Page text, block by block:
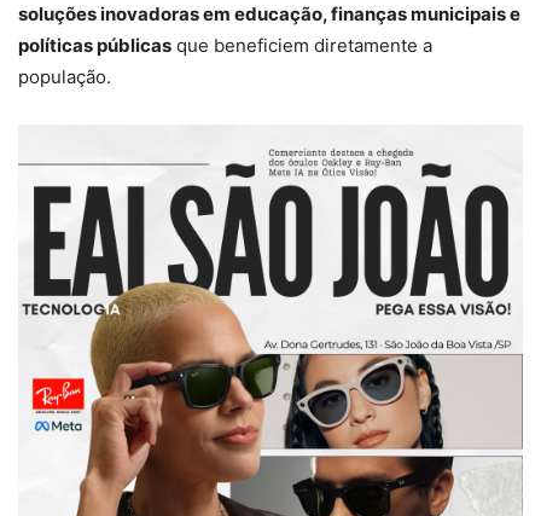
soluções inovadoras em educação, finanças municipais e
políticas públicas que beneficiem diretamente a
população.